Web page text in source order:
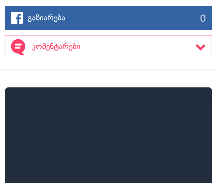
გაზიარება 0
კომენტარები